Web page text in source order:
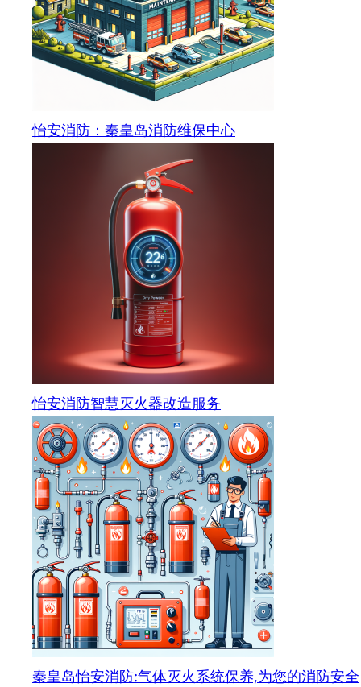
怡安消防：秦皇岛消防维保中心
怡安消防智慧灭火器改造服务
秦皇岛怡安消防:气体灭火系统保养,为您的消防安全